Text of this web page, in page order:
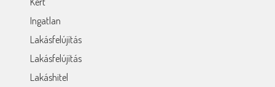
Ingatlan
Lakásfelújítás
Lakásfelújítás
Lakáshitel